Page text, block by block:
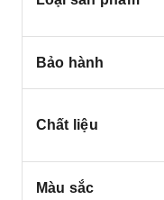
Bảo hành
Chất liệu
Màu sắc